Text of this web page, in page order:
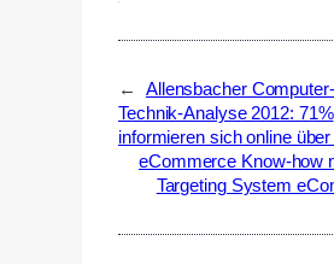
←
Allensbacher
Technik-Analyse 2012: 71%
informieren sich online
eCommerce Know-how
Targeting System